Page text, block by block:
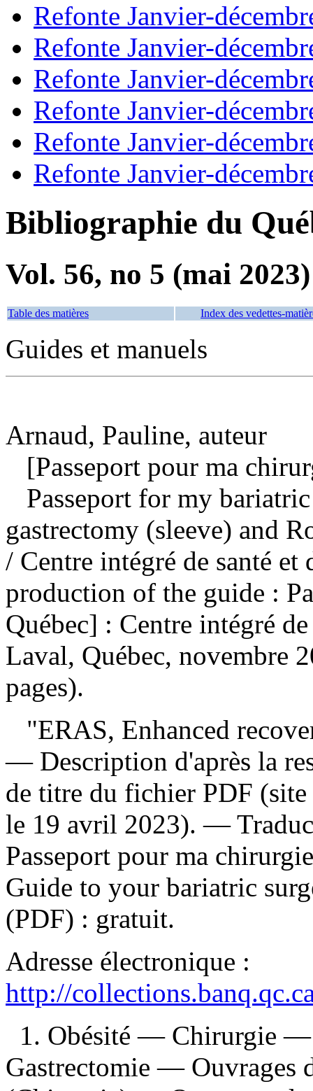
Refonte Janvier-
Refonte Janvier-
Refonte Janvier-
Refonte Janvier-
Refonte Janvier-
Refonte Janvier-
Bibliographie du
Vol. 56, no 5 (mai 2023)
Table des matières Index des vedettes-
Guides et manuels
Arnaud, Pauline, auteur
[Passeport pour ma
Passeport for my
gastrectomy (sleeve) and
/ Centre intégré de santé
production of the guide :
Québec] : Centre intégré
Laval, Québec, novembre
pages).
"ERAS, Enhanced
— Description d'après la
de titre du fichier PDF
le 19 avril 2023). —
Passeport pour ma
Guide to your bariatric
(PDF) : gratuit.
Adresse électronique :
http://
1. Obésité — Chirurgie —
Gastrectomie — Ouvrages